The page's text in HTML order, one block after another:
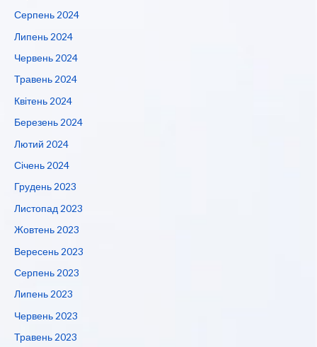
Серпень 2024
Липень 2024
Червень 2024
Травень 2024
Квітень 2024
Березень 2024
Лютий 2024
Січень 2024
Грудень 2023
Листопад 2023
Жовтень 2023
Вересень 2023
Серпень 2023
Липень 2023
Червень 2023
Травень 2023